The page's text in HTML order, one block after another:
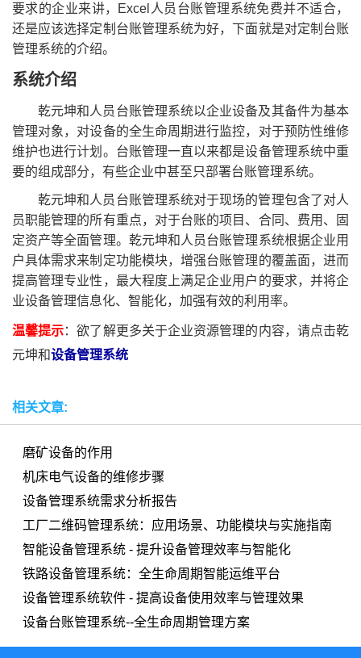
要求的企业来讲，Excel人员台账管理系统免费并不适合，
还是应该选择定制台账管理系统为好，下面就是对定制台账
管理系统的介绍。
系统介绍
乾元坤和人员台账管理系统以企业设备及其备件为基本
管理对象，对设备的全生命周期进行监控，对于预防性维修
维护也进行计划。台账管理一直以来都是设备管理系统中重
要的组成部分，有些企业中甚至只部署台账管理系统。
乾元坤和人员台账管理系统对于现场的管理包含了对人
员职能管理的所有重点，对于台账的项目、合同、费用、固
定资产等全面管理。乾元坤和人员台账管理系统根据企业用
户具体需求来制定功能模块，增强台账管理的覆盖面，进而
提高管理专业性，最大程度上满足企业用户的要求，并将企
业设备管理信息化、智能化，加强有效的利用率。
温馨提示：欲了解更多关于企业资源管理的内容，请点击乾
元坤和设备管理系统
相关文章:
磨矿设备的作用
机床电气设备的维修步骤
设备管理系统需求分析报告
工厂二维码管理系统：应用场景、功能模块与实施指南
智能设备管理系统 - 提升设备管理效率与智能化
铁路设备管理系统：全生命周期智能运维平台
设备管理系统软件 - 提高设备使用效率与管理效果
设备台账管理系统--全生命周期管理方案